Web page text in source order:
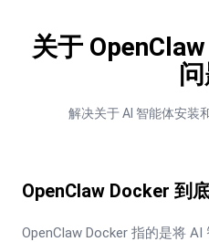
关于
解决关于 AI 智能体安装
OpenClaw Docker 到
OpenClaw Docker 指的是将